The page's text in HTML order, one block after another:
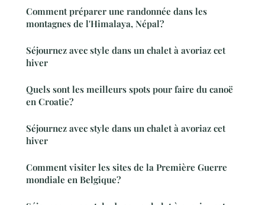
Comment préparer une randonnée dans les
montagnes de l'Himalaya, Népal?
Séjournez avec style dans un chalet à avoriaz cet
hiver
Quels sont les meilleurs spots pour faire du canoë
en Croatie?
Séjournez avec style dans un chalet à avoriaz cet
hiver
Comment visiter les sites de la Première Guerre
mondiale en Belgique?